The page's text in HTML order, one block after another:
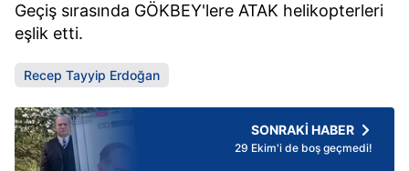
Geçiş sırasında GÖKBEY'lere ATAK helikopterleri
eşlik etti.
Recep Tayyip Erdoğan
SONRAKİ HABER
29 Ekim'i de boş geçmedi!